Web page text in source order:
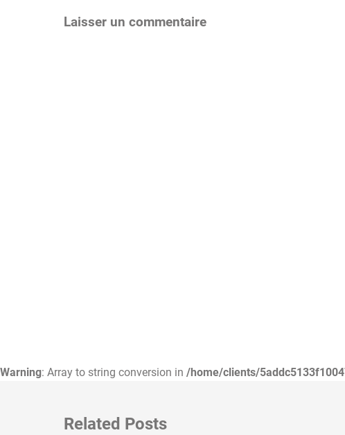
l’article
Laisser un commentaire
Warning: Array to string conversion in /home/clients/
Related Posts